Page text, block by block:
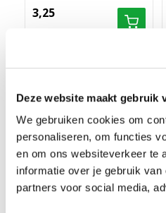
Deze website maakt gebruik
We gebruiken cookies om
personaliseren, om functies
en om ons websiteverkeer te
informatie over je gebruik
partners voor social media,
3,25
RECHTE FOLIEPLINT 70X14
#056
MEER INFORMATIE
Deze strak vormgegeven plint
lang. Meer dan genoeg om de
benodigde zwelruimte te